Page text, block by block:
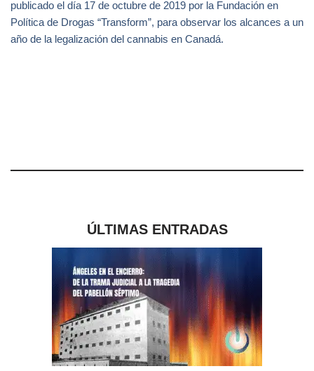
publicado el día 17 de octubre de 2019 por la Fundación en
Política de Drogas “Transform”, para observar los alcances a un
año de la legalización del cannabis en Canadá.
ÚLTIMAS ENTRADAS